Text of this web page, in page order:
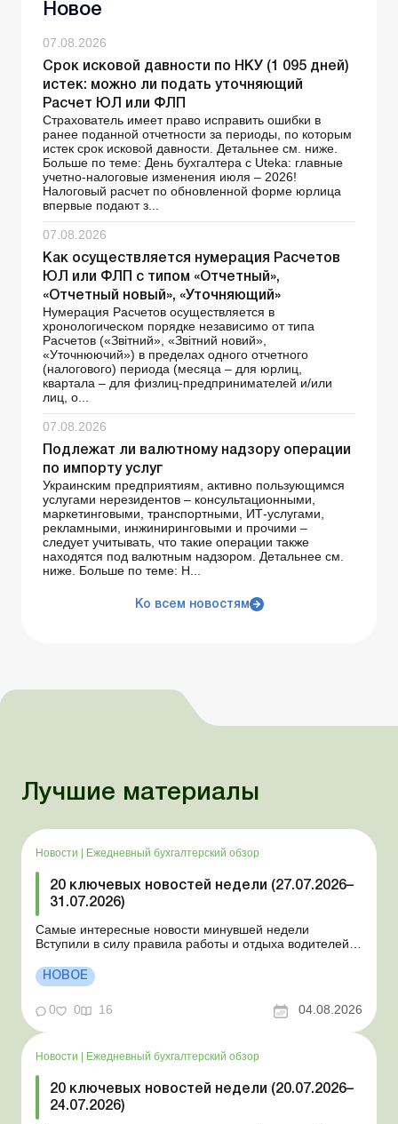
Новое
07.08.2026
Срок исковой давности по НКУ (1 095 дней)
истек: можно ли подать уточняющий
Расчет ЮЛ или ФЛП
Страхователь имеет право исправить ошибки в
ранее поданной отчетности за периоды, по которым
истек срок исковой давности. Детальнее см. ниже.
Больше по теме: День бухгалтера с Uteka: главные
учетно-налоговые изменения июля – 2026!
Налоговый расчет по обновленной форме юрлица
впервые подают з...
07.08.2026
Как осуществляется нумерация Расчетов
ЮЛ или ФЛП с типом «Отчетный»,
«Отчетный новый», «Уточняющий»
Нумерация Расчетов осуществляется в
хронологическом порядке независимо от типа
Расчетов («Звітний», «Звітний новий»,
«Уточнюючий») в пределах одного отчетного
(налогового) периода (месяца – для юрлиц,
квартала – для физлиц-предпринимателей и/или
лиц, о...
07.08.2026
Подлежат ли валютному надзору операции
по импорту услуг
Украинским предприятиям, активно пользующимся
услугами нерезидентов – консультационными,
маркетинговыми, транспортными, ИТ-услугами,
рекламными, инжиниринговыми и прочими –
следует учитывать, что такие операции также
находятся под валютным надзором. Детальнее см.
ниже. Больше по теме: Н...
Ко всем новостям
Лучшие материалы
Новости Ежедневный бухгалтерский обзор
20 ключевых новостей недели (27.07.2026–
31.07.2026)
Самые интересные новости минувшей недели
Вступили в силу правила работы и отдыха водителей
положении Для сельхозпредприятий и ФЛП введены
новые разовые статистические формы Со 2 августа
изменяется порядок зачисления отдельных периодов
работы в стр...
НОВОЕ
0 0 16 04.08.2026
Новости | Ежедневный бухгалтерский обзор
20 ключевых новостей недели (20.07.2026–
24.07.2026)